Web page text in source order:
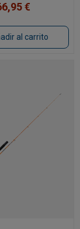
€
al carrito